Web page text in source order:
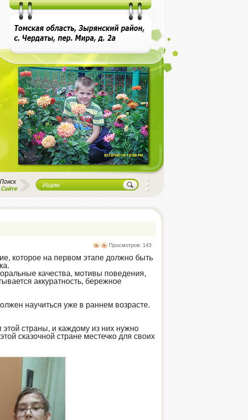
Просмотров: 143
которое на первом этапе должно быть
качества, мотивы поведения,
аккуратность, бережное
научиться уже в раннем возрасте.
страны, и каждому из них нужно
сказочной стране местечко для своих